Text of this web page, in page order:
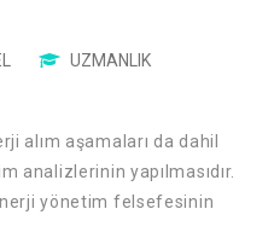
UZMANLIK
alım aşamaları da dahil
analizlerinin yapılmasıdır.
yönetim felsefesinin